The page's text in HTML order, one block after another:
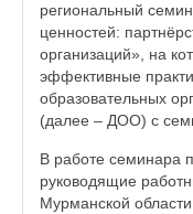
региональный
ценностей:
организаций», на
эффективные
образовательных
(далее – ДОО) с
В работе семинара
руководящие
Мурманской